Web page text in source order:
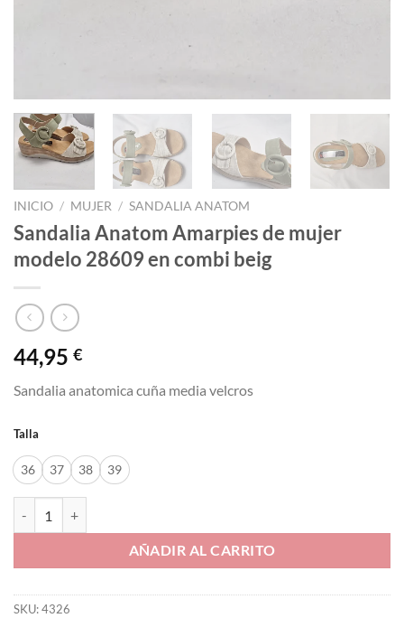
INICIO / MUJER / SANDALIA ANATOM
Sandalia Anatom Amarpies de mujer
modelo 28609 en combi beig
44,95 €
Sandalia anatomica cuña media velcros
Talla
36 37 38 39
AÑADIR AL CARRITO
SKU:4326